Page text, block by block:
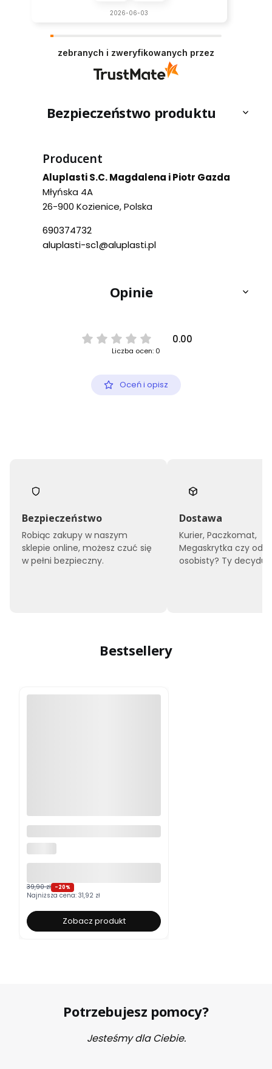
w tym miesiącu
zebranych i zweryfikowanych przez
Bezpieczeństwo produktu
Producent
Aluplasti S.C. Magdalena i Piotr Gazda
Młyńska 4A
26-900 Kozienice, Polska
690374732
aluplasti-sc1@aluplasti.pl
Opinie
0.00
Liczba ocen: 0
Oceń i opisz
Bezpieczeństwo
Robiąc zakupy w naszym
sklepie online, możesz czuć się
w pełni bezpieczny.
Dostawa
Kurier, Paczkomat,
Megaskrytka czy
osobisty? Ty
Bestsellery
39,90 zł -20%
Najniższa cena: 31,92 zł
Zobacz produkt
Potrzebujesz pomocy?
Jesteśmy dla Ciebie.